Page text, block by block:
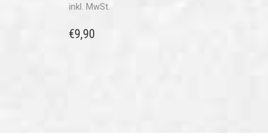
inkl. MwSt.
€9,90